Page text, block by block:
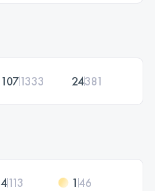
1071333 24381
4113 1 46